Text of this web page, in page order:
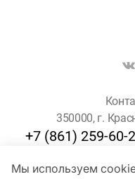
Мы используем
350000, г.
+7 (861) 259-60-
Для